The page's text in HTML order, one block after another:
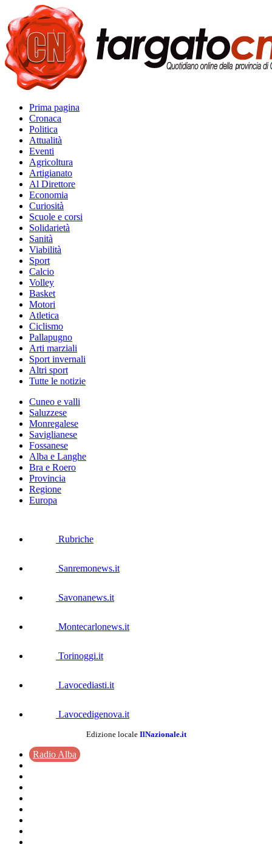
Prima pagina
Cronaca
Politica
Attualità
Eventi
Agricoltura
Artigianato
Al Direttore
Economia
Curiosità
Scuole e corsi
Solidarietà
Sanità
Viabilità
Sport
Calcio
Volley
Basket
Motori
Atletica
Ciclismo
Pallapugno
Arti marziali
Sport invernali
Altri sport
Tutte le notizie
Cuneo e valli
Saluzzese
Monregalese
Saviglianese
Fossanese
Alba e Langhe
Bra e Roero
Provincia
Regione
Europa
Rubriche
Sanremonews.it
Savonanews.it
Montecarlonews.it
Torinoggi.it
Lavocediasti.it
Lavocedigenova.it
Edizione locale IlNazionale.it
Radio Alba